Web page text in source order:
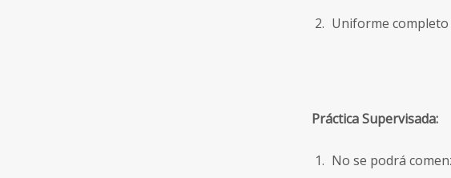
Uniforme completo
Práctica Supervisada:
No se podrá